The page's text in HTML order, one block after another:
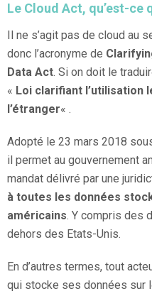
Le Cloud Act, qu’est-ce
Il ne s’agit pas de cloud au
donc l’acronyme de
Data Act. Si on doit le
« Loi clarifiant l’utilisation
l’étranger« .
Adopté le 23 mars 2018
il permet au gouvernement
mandat délivré par une
à toutes les données
américains. Y compris des
dehors des Etats-Unis.
En d’autres termes, tout
qui stocke ses données sur